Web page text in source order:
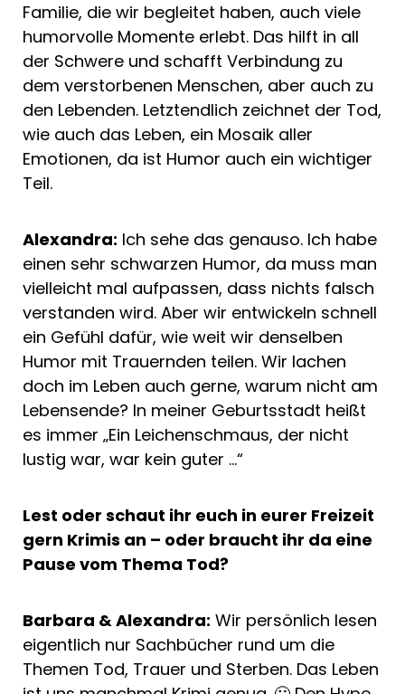
Familie, die wir begleitet haben, auch viele
humorvolle Momente erlebt. Das hilft in all
der Schwere und schafft Verbindung zu
dem verstorbenen Menschen, aber auch zu
den Lebenden. Letztendlich zeichnet der Tod,
wie auch das Leben, ein Mosaik aller
Emotionen, da ist Humor auch ein wichtiger
Teil.
Alexandra: Ich sehe das genauso. Ich habe
einen sehr schwarzen Humor, da muss man
vielleicht mal aufpassen, dass nichts falsch
verstanden wird. Aber wir entwickeln schnell
ein Gefühl dafür, wie weit wir denselben
Humor mit Trauernden teilen. Wir lachen
doch im Leben auch gerne, warum nicht am
Lebensende? In meiner Geburtsstadt heißt
es immer „Ein Leichenschmaus, der nicht
lustig war, war kein guter …“
Lest oder schaut ihr euch in eurer Freizeit
gern Krimis an – oder braucht ihr da eine
Pause vom Thema Tod?
Barbara & Alexandra: Wir persönlich lesen
eigentlich nur Sachbücher rund um die
Themen Tod, Trauer und Sterben. Das Leben